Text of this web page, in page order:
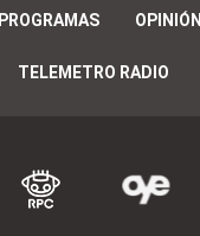
PROGRAMAS OPINIÓN
TELEMETRO RADIO